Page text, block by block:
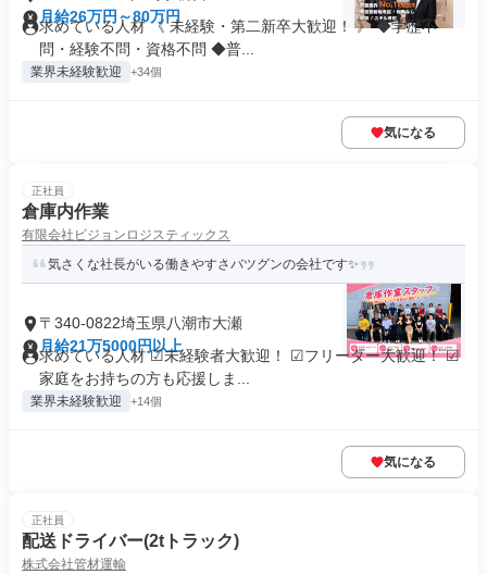
月給26万円～80万円
求めている人材 《 未経験・第二新卒大歓迎！ 》 ◆学歴不
問・経験不問・資格不問 ◆普...
業界未経験歓迎 +34個
気になる
正社員
倉庫内作業
有限会社ビジョンロジスティックス
気さくな社長がいる働きやすさバツグンの会社です✨
〒340-0822埼玉県八潮市大瀬
月給21万5000円以上
求めている人材 ☑未経験者大歓迎！ ☑フリーター大歓迎！ ☑
家庭をお持ちの方も応援しま...
業界未経験歓迎 +14個
気になる
正社員
配送ドライバー(2tトラック)
株式会社管材運輸